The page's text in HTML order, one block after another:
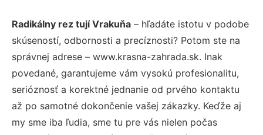
Radikálny rez tují Vrakuňa – hľadáte istotu v podobe
skúseností, odbornosti a precíznosti? Potom ste na
správnej adrese – www.krasna-zahrada.sk. Inak
povedané, garantujeme vám vysokú profesionalitu,
serióznosť a korektné jednanie od prvého kontaktu
až po samotné dokončenie vašej zákazky. Keďže aj
my sme iba ľudia, sme tu pre vás nielen počas